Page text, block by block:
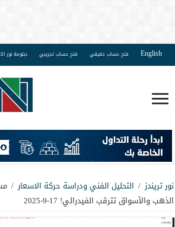
English فتح حساب حقيقي فتح حساب تجريبي دبلومة نور
نور تريندز / التحليل الفني ودراسة حركة الاسعار /
الذهب والأسواق تترقب الفيدرالي! 17-9-2025